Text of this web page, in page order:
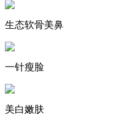
生态软骨美鼻
一针瘦脸
美白嫩肤